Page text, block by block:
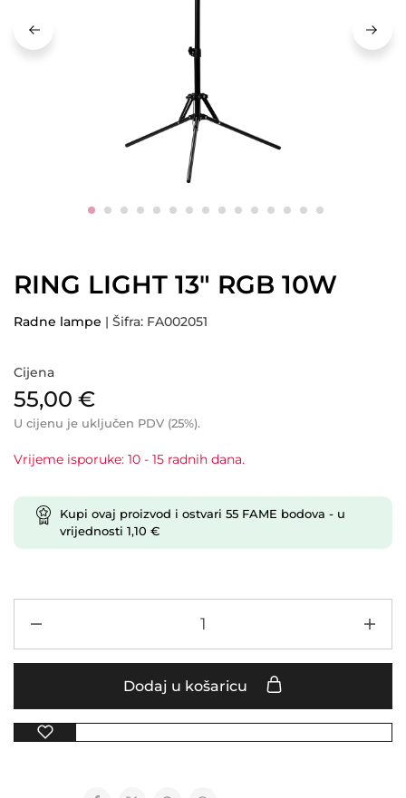
RING LIGHT 13″ RGB 10W
Radne lampe | Šifra: FA002051
Cijena
55,00 €
U cijenu je uključen PDV (25%).
Vrijeme isporuke: 10 - 15 radnih dana.
Kupi ovaj proizvod i ostvari 55 FAME bodova - u
vrijednosti 1,10 €
Dodaj u košaricu